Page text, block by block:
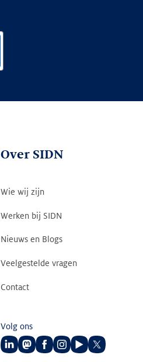
Over SIDN
Wie wij zijn
Werken bij SIDN
Nieuws en Blogs
Veelgestelde vragen
Contact
Volg ons